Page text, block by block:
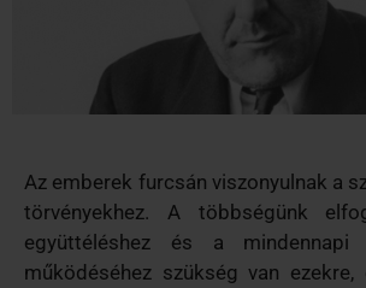
Az emberek furcsán viszonyulnak a
törvényekhez. A többségünk
együttéléshez és a mindennapi
működéséhez szükség van